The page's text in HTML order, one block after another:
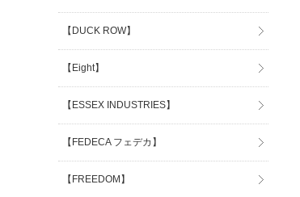
【DUCK ROW】
【Eight】
【ESSEX INDUSTRIES】
【FEDECA フェデカ】
【FREEDOM】